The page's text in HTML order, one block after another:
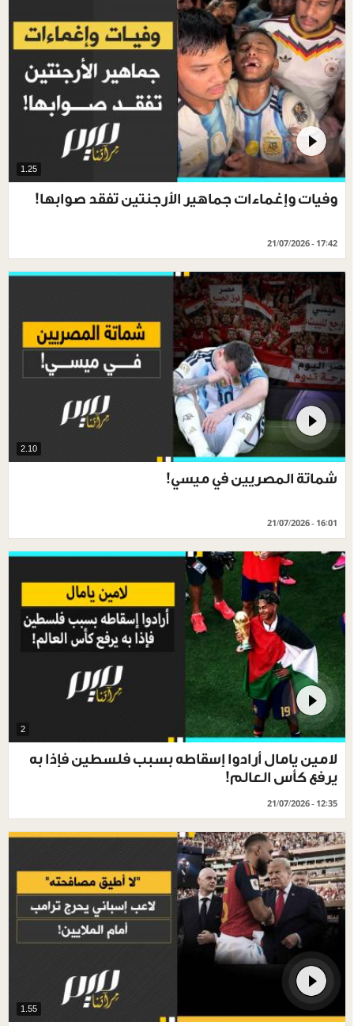
1.25
وفيات وإغماءات جماهير الأرجنتين تفقد صوابها!
21/07/2026 - 17:42
2.10
شماتة المصريين في ميسي!
21/07/2026 - 16:01
2
لامين يامال أرادوا إسقاطه بسبب فلسطين فإذا به
يرفع كأس العالم!
21/07/2026 - 12:35
1.55